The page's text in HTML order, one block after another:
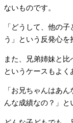
ないものです。
「どうして、他の
う」という反発心を
また、兄弟姉妹と
というケースもよく
「お兄ちゃんはあ
んな成績なの？」と